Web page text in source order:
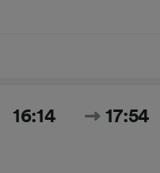
16:14 17:54